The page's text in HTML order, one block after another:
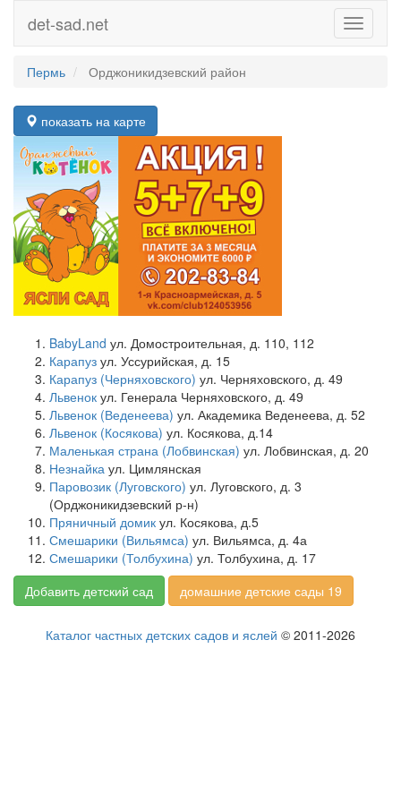
Toggle
det-sad.net
Пермь Орджоникидзевский район
показать на карте
BabyLand ул. Домостроительная, д. 110, 112
Карапуз ул. Уссурийская, д. 15
Карапуз (Черняховского) ул. Черняховского, д. 49
Львенок ул. Генерала Черняховского, д. 49
Львенок (Веденеева) ул. Академика Веденеева, д. 52
Львенок (Косякова) ул. Косякова, д.14
Маленькая страна (Лобвинская) ул. Лобвинская, д. 20
Незнайка ул. Цимлянская
Паровозик (Луговского) ул. Луговского, д. 3
(Орджоникидзевский р-н)
Пряничный домик ул. Косякова, д.5
Смешарики (Вильямса) ул. Вильямса, д. 4а
Смешарики (Толбухина) ул. Толбухина, д. 17
Добавить детский сад
домашние детские сады 19
Каталог частных детских садов и яслей © 2011-2026